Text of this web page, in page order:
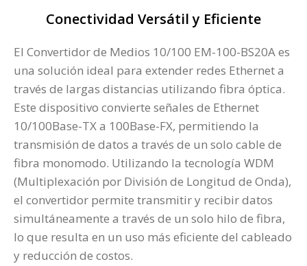
Conectividad Versátil y Eficiente
El Convertidor de Medios 10/100 EM-100-BS20A es
una solución ideal para extender redes Ethernet a
través de largas distancias utilizando fibra óptica.
Este dispositivo convierte señales de Ethernet
10/100Base-TX a 100Base-FX, permitiendo la
transmisión de datos a través de un solo cable de
fibra monomodo. Utilizando la tecnología WDM
(Multiplexación por División de Longitud de Onda),
el convertidor permite transmitir y recibir datos
simultáneamente a través de un solo hilo de fibra,
lo que resulta en un uso más eficiente del cableado
y reducción de costos.